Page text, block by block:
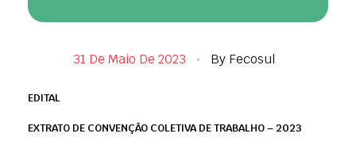
31 De Maio De 2023 By Fecosul
EDITAL
EXTRATO DE CONVENÇÃO COLETIVA DE TRABALHO – 2023